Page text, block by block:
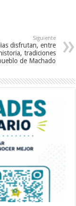
Siguiente
disfrutan, entre
tradiciones
de Machado